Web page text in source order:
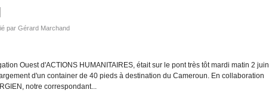
par Gérard Marchand
Ouest d'ACTIONS HUMANITAIRES, était sur le pont très tôt mardi matin 2 juin
d'un container de 40 pieds à destination du Cameroun. En collaboration
notre correspondant...